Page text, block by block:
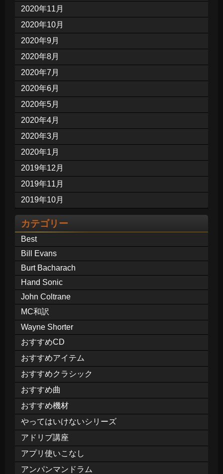
2020年11月
2020年10月
2020年9月
2020年8月
2020年7月
2020年6月
2020年5月
2020年4月
2020年3月
2020年1月
2019年12月
2019年11月
2019年10月
カテゴリー
Best
Bill Evans
Burt Bacharach
Hand Sonic
John Coltrane
MC和訳
Wayne Shorter
おすすめCD
おすすめアイテム
おすすめクラシック
おすすめ曲
おすすめ機材
やってはいけないシリーズ
アドリブ講座
アプリ使いこなし
アンパンマンドラム